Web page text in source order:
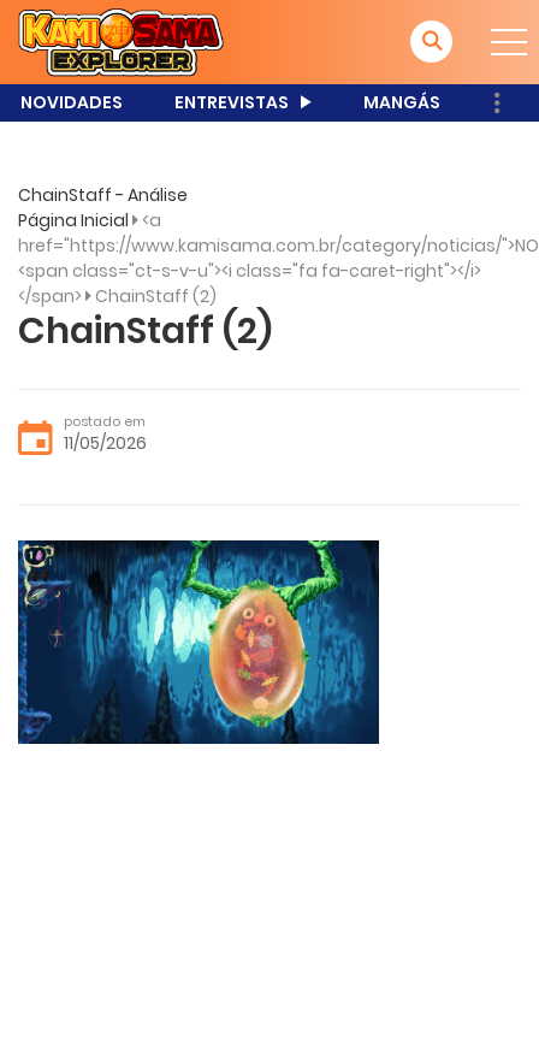
NOVIDADES ENTREVISTAS MANGÁS
ChainStaff - Análise
Página Inicial <a
href="https://www.kamisama.com.br/category/noticias/
<span class="ct-s-v-u"><i class="fa fa-caret-right"></i>
</span> ChainStaff (2)
ChainStaff (2)
postado em
11/05/2026